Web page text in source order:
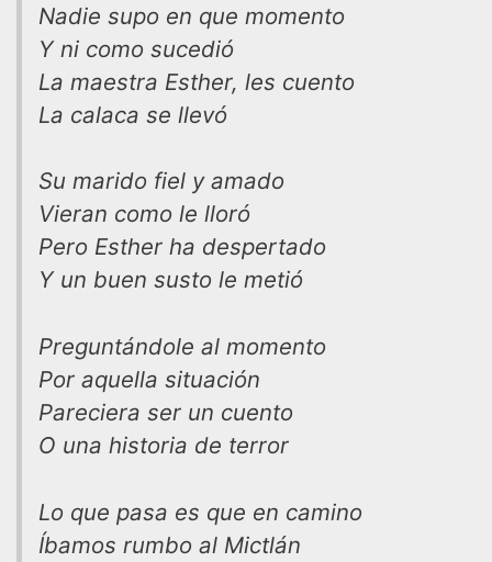
Nadie supo en que momento
Y ni como sucedió
La maestra Esther, les cuento
La calaca se llevó
Su marido fiel y amado
Vieran como le lloró
Pero Esther ha despertado
Y un buen susto le metió
Preguntándole al momento
Por aquella situación
Pareciera ser un cuento
O una historia de terror
Lo que pasa es que en camino
Íbamos rumbo al Mictlán